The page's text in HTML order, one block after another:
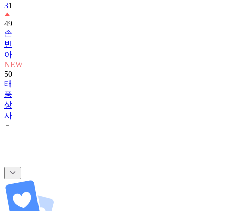
49
손
빈
아
NEW
50
태
풍
상
사